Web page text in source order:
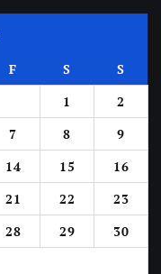
F S
S
1
2
7 8
9
14 15
16
21 22
23
28 29
30